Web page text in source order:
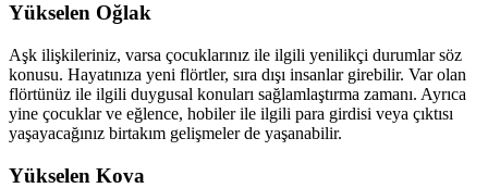
Yükselen Oğlak
Aşk ilişkileriniz, varsa çocuklarınız ile ilgili yenilikçi durumlar söz
konusu. Hayatınıza yeni flörtler, sıra dışı insanlar girebilir. Var olan
flörtünüz ile ilgili duygusal konuları sağlamlaştırma zamanı. Ayrıca
yine çocuklar ve eğlence, hobiler ile ilgili para girdisi veya çıktısı
yaşayacağınız birtakım gelişmeler de yaşanabilir.
Yükselen Kova